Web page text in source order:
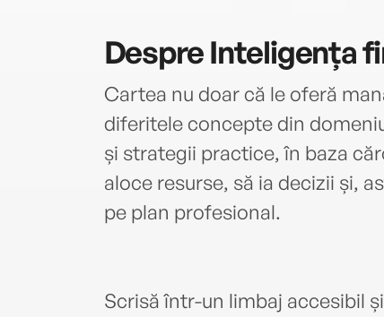
DespreInteligența
Cartea nu doar că le oferă
diferitele concepte din
și strategii practice, în baza
aloce resurse, să ia decizii și,
pe plan profesional.
Scrisă într-un limbaj accesibil